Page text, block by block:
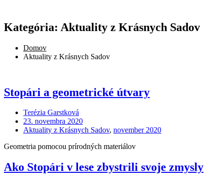
Kategória: Aktuality z Krásnych Sadov
Domov
Aktuality z Krásnych Sadov
Stopári a geometrické útvary
Terézia Garstková
23. novembra 2020
Aktuality z Krásnych Sadov, november 2020
Geometria pomocou prírodných materiálov
Ako Stopári v lese zbystrili svoje zmysly